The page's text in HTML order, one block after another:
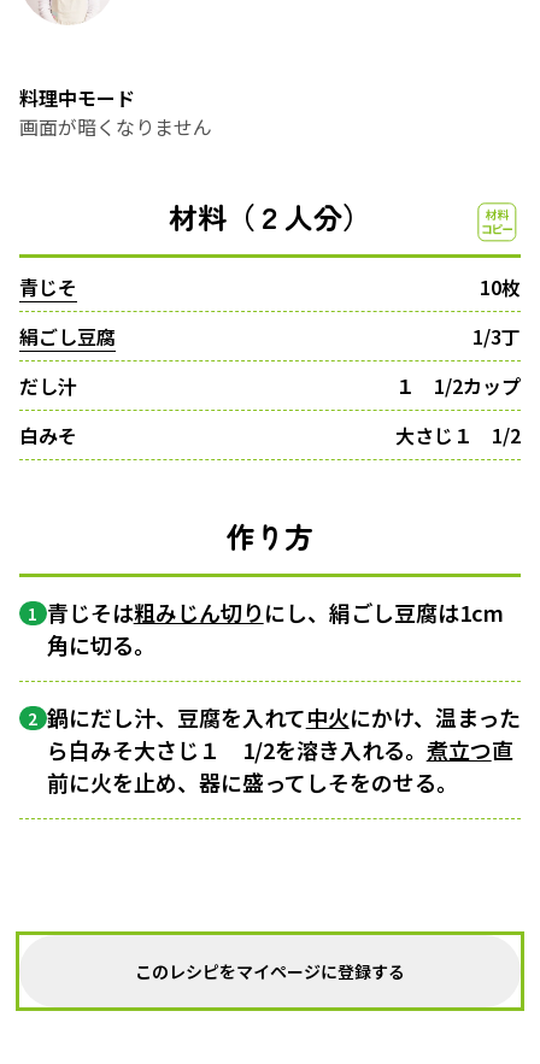
料理中モード
画面が暗くなりません
材料（２人分）
青じそ
10枚
絹ごし豆腐
1/3丁
だし汁
１ 1/2カップ
白みそ
大さじ１ 1/2
作り方
1 青じそは粗みじん切りにし、絹ごし豆腐は1cm
角に切る。
2 鍋にだし汁、豆腐を入れて中火にかけ、温まった
ら白みそ大さじ１ 1/2を溶き入れる。 煮立つ直
前に火を止め、器に盛ってしそをのせる。
このレシピをマイページに登録する